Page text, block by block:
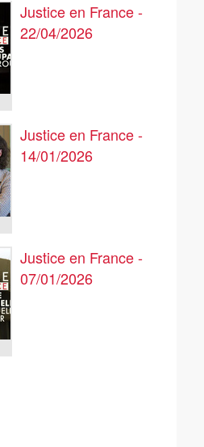
Justice en France -
22/04/2026
Justice en France -
14/01/2026
Justice en France -
07/01/2026